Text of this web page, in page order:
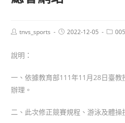
Posttnvs_sports
Post2022-12-05
Post
說明：
一、依據教育部111年11月28日臺
辦理。
二、此次修正競賽規程、游泳及體操